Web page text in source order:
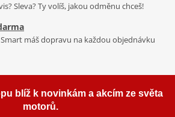
Sleva? Ty volíš, jakou odměnu chceš!
Smart máš dopravu na každou objednávku
blíž k novinkám a akcím ze světa
motorů.